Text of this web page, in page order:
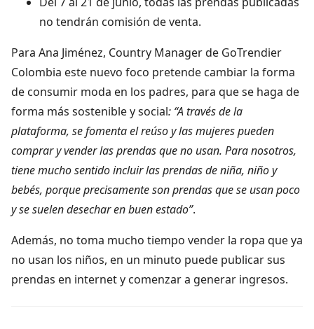
no tendrán comisión de venta.
Para Ana Jiménez, Country Manager de GoTrendier
Colombia este nuevo foco pretende cambiar la forma
de consumir moda en los padres, para que se haga de
forma más sostenible y social: “A través de la
plataforma, se fomenta el reúso y las mujeres pueden
comprar y vender las prendas que no usan. Para nosotros,
tiene mucho sentido incluir las prendas de niña, niño y
bebés, porque precisamente son prendas que se usan poco
y se suelen desechar en buen estado”.
Además, no toma mucho tiempo vender la ropa que ya
no usan los niños, en un minuto puede publicar sus
prendas en internet y comenzar a generar ingresos.